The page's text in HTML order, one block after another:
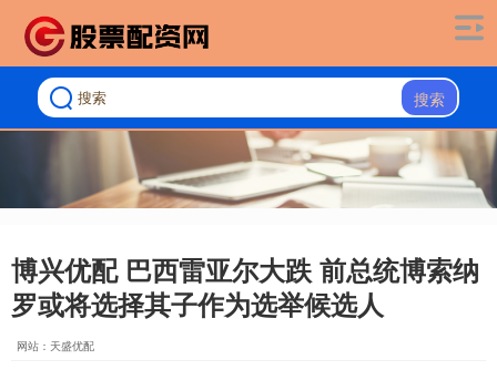
搜索
博兴优配 巴西雷亚尔大跌 前总统博索纳
罗或将选择其子作为选举候选人
网站：天盛优配